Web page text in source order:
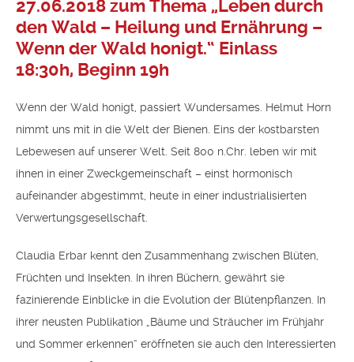
27.06.2018 zum Thema „Leben durch
den Wald – Heilung und Ernährung –
Wenn der Wald honigt.“ Einlass
18:30h, Beginn 19h
Wenn der Wald honigt, passiert Wundersames. Helmut Horn
nimmt uns mit in die Welt der Bienen. Eins der kostbarsten
Lebewesen auf unserer Welt. Seit 800 n.Chr. leben wir mit
ihnen in einer Zweckgemeinschaft – einst hormonisch
aufeinander abgestimmt, heute in einer industrialisierten
Verwertungsgesellschaft.
Claudia Erbar kennt den Zusammenhang zwischen Blüten,
Früchten und Insekten. In ihren Büchern, gewährt sie
fazinierende Einblicke in die Evolution der Blütenpflanzen. In
ihrer neusten Publikation „Bäume und Sträucher im Frühjahr
und Sommer erkennen“ eröffneten sie auch den Interessierten